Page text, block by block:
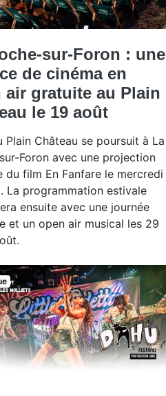
sur-Foron : une
de cinéma en
air gratuite au Plain
le 19 août
Plain Château se poursuit à La
Foron avec une projection
du film En Fanfare le mercredi
La programmation estivale
ensuite avec une journée
et un open air musical les 29